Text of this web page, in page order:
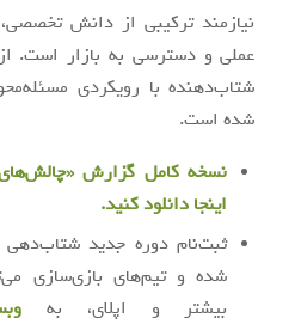
نیازمند ترکیبی از دانش تخصصی،
عملی و دسترسی به بازار است.
شتاب‌دهنده با رویکردی
شده است.
نسخه کامل گزارش
اینجا دانلود کنید.
ثبت‌نام دوره جدید شتاب‌دهی
شده و تیم‌های بازی‌سازی
بیشتر و اپلای، به